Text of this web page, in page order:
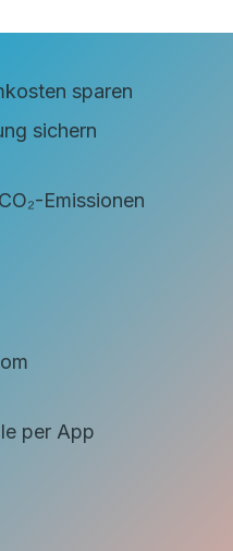
sparen
sichern
Emissionen
per App